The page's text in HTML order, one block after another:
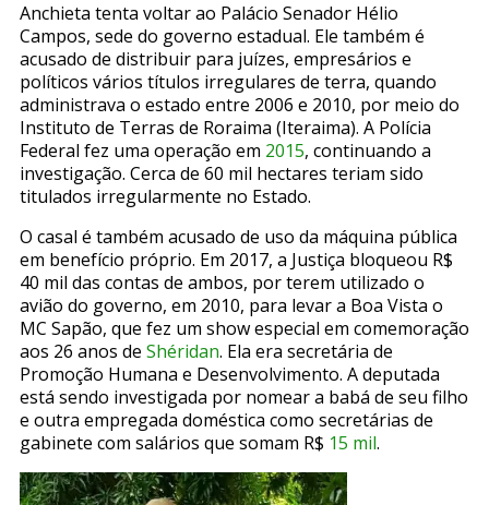
Anchieta tenta voltar ao Palácio Senador Hélio
Campos, sede do governo estadual. Ele também é
acusado de distribuir para juízes, empresários e
políticos vários títulos irregulares de terra, quando
administrava o estado entre 2006 e 2010, por meio do
Instituto de Terras de Roraima (Iteraima). A Polícia
Federal fez uma operação em 2015, continuando a
investigação. Cerca de 60 mil hectares teriam sido
titulados irregularmente no Estado.
O casal é também acusado de uso da máquina pública
em benefício próprio. Em 2017, a Justiça bloqueou R$
40 mil das contas de ambos, por terem utilizado o
avião do governo, em 2010, para levar a Boa Vista o
MC Sapão, que fez um show especial em comemoração
aos 26 anos de Shéridan. Ela era secretária de
Promoção Humana e Desenvolvimento. A deputada
está sendo investigada por nomear a babá de seu filho
e outra empregada doméstica como secretárias de
gabinete com salários que somam R$ 15 mil.